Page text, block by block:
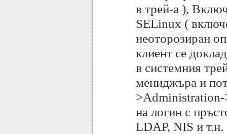
в трей-а ),
SELinux (
неоторозиран
клиент се
в системния
мениджъра и
>Administration-
на логин с
LDAP, NIS и т.н.